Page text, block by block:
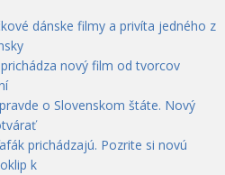
dánske filmy a privíta jedného z
nový film od tvorcov
o Slovenskom štáte. Nový
prichádzajú. Pozrite si novú
k